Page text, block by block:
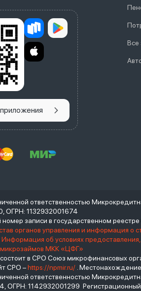
Все
ответственностью
ОГРН: 1132932001674
номер записи в государственном
органов управления и информация о
Информация об условиях
микрозаймов МКК «ЦФГ»
в СРО Союз микрофинансовых
СРО –https://npmir.ru/ .
ответственностью
ОГРН: 1142932001299